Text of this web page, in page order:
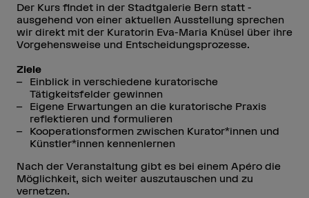
Der Kurs findet in der Stadtgalerie Bern statt -
ausgehend von einer aktuellen Ausstellung sprechen
wir direkt mit der Kuratorin Eva-Maria Knüsel über ihre
Vorgehensweise und Entscheidungsprozesse.
Ziele
Einblick in verschiedene kuratorische
Tätigkeitsfelder gewinnen
Eigene Erwartungen an die kuratorische Praxis
reflektieren und formulieren
Kooperationsformen zwischen Kurator*innen und
Künstler*innen kennenlernen
Nach der Veranstaltung gibt es bei einem Apéro die
Möglichkeit, sich weiter auszutauschen und zu
vernetzen.